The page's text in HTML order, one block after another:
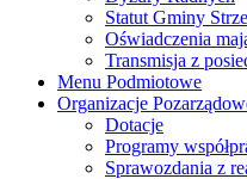
Statut Gminy
Oświadczenia
Transmisja z
Menu Podmiotowe
Organizacje
Dotacje
Programy
Sprawozdania z